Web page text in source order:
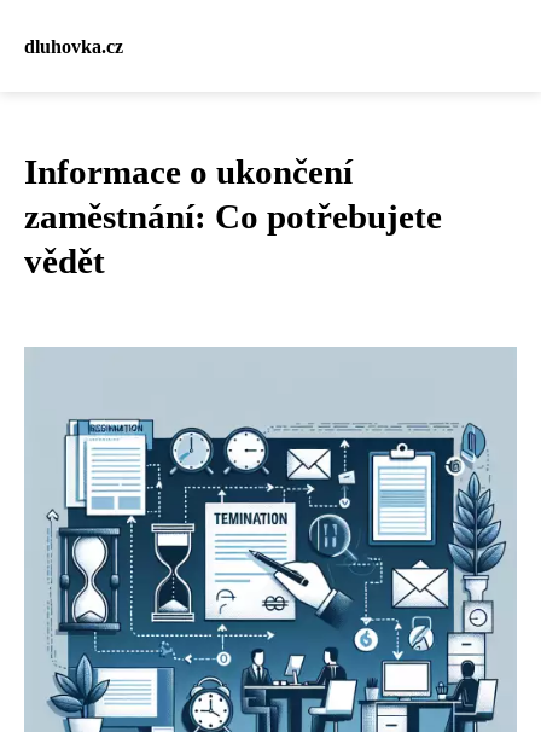
dluhovka.cz
Informace o ukončení
zaměstnání: Co potřebujete
vědět